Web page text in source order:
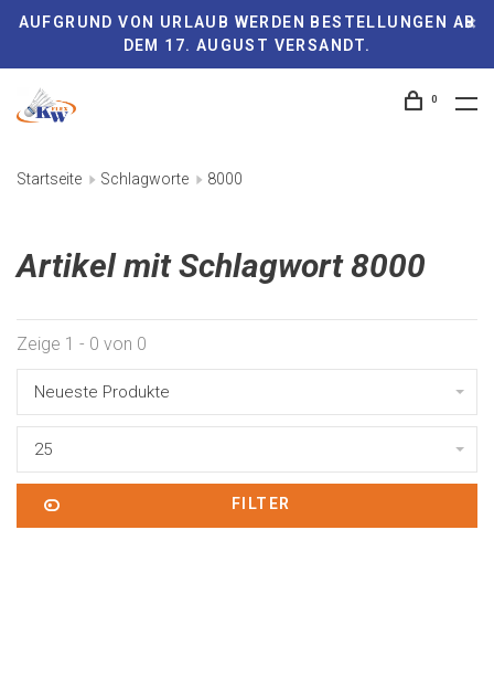
AUFGRUND VON URLAUB WERDEN BESTELLUNGEN AB
DEM 17. AUGUST VERSANDT.
0
Startseite Schlagworte 8000
Artikel mit Schlagwort 8000
Zeige 1 - 0 von 0
Neueste Produkte
25
FILTER